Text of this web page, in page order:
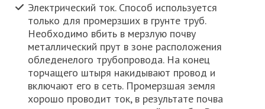
Электрический ток. Способ используется
только для промерзших в грунте труб.
Необходимо вбить в мерзлую почву
металлический прут в зоне расположения
обледенелого трубопровода. На конец
торчащего штыря накидывают провод и
включают его в сеть. Промерзшая земля
хорошо проводит ток, в результате почва